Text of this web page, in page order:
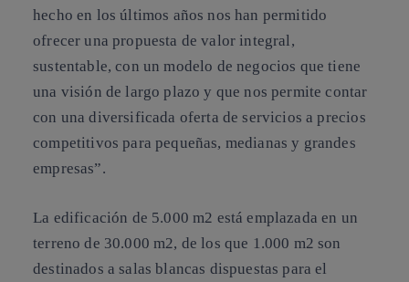
hecho en los últimos años nos han permitido
ofrecer una propuesta de valor integral,
sustentable, con un modelo de negocios que tiene
una visión de largo plazo y que nos permite contar
con una diversificada oferta de servicios a precios
competitivos para pequeñas, medianas y grandes
empresas”.
La edificación de 5.000 m2 está emplazada en un
terreno de 30.000 m2, de los que 1.000 m2 son
destinados a salas blancas dispuestas para el